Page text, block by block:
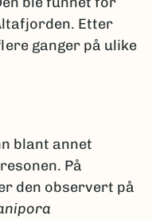
Etter
ganger på ulike
blant annet
På
den observert på